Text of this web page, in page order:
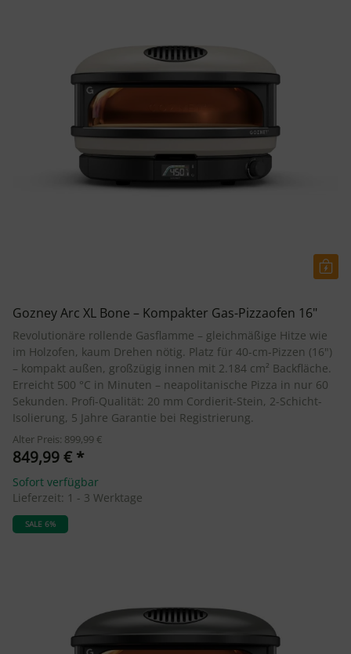
Gozney Arc XL Bone – Kompakter Gas-Pizzaofen 16"
Revolutionäre rollende Gasflamme – gleichmäßige Hitze wie
im Holzofen, kaum Drehen nötig. Platz für 40-cm-Pizzen (16")
– kompakt außen, großzügig innen mit 2.184 cm² Backfläche.
Erreicht 500 °C in Minuten – neapolitanische Pizza in nur 60
Sekunden. Profi-Qualität: 20 mm Cordierit-Stein, 2-Schicht-
Isolierung, 5 Jahre Garantie bei Registrierung.
Alter Preis: 899,99 €
849,99 € *
Sofort verfügbar
Lieferzeit: 1 - 3 Werktage
SALE 6%